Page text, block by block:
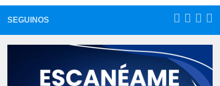
SEGUINOS